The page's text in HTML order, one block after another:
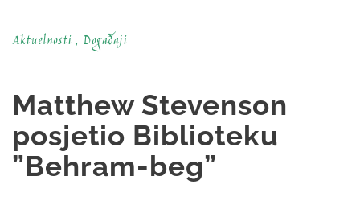
Aktuelnosti , Događaji
Matthew Stevenson
posjetio Biblioteku
”Behram-beg”